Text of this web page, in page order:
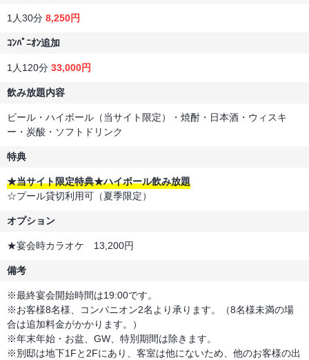
1人30分 8,250円
ｺﾝﾊﾟﾆｵﾝ追加
1人120分 33,000円
飲み放題内容
ビール・ハイボール（当サイト限定）・焼酎・日本酒・ウィスキ
ー・炭酸・ソフトドリンク
特典
★当サイト限定特典★ハイボール飲み放題
☆プール貸切利用可（夏季限定）
オプション
★宴会時カラオケ 13,200円
備考
※最終宴会開始時間は19:00です。
※お客様8名様、コンパニオン2名より承ります。（8名様未満の場
合は追加料金がかかります。）
※年末年始・お盆、GW、特別期間は除きます。
※別邸は地下1Fと2Fにあり、客室は他にないため、他のお客様の出